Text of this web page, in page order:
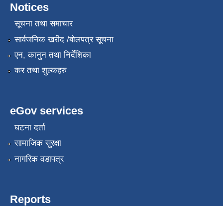
Notices
सूचना तथा समाचार
सार्वजनिक खरीद /बोलपत्र सूचना
एन, कानुन तथा निर्देशिका
कर तथा शुल्कहरु
eGov services
घटना दर्ता
सामाजिक सुरक्षा
नागरिक वडापत्र
Reports